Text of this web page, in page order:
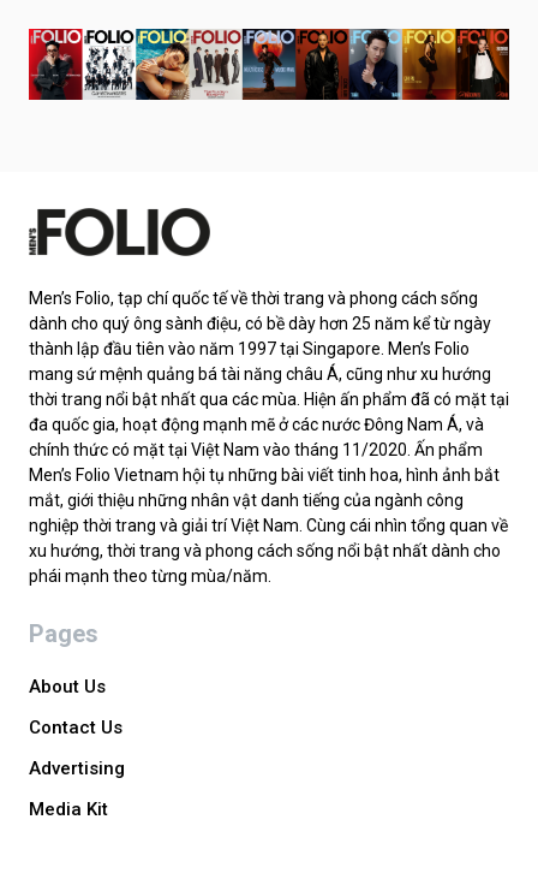
Men’s Folio, tạp chí quốc tế về thời trang và phong cách sống
dành cho quý ông sành điệu, có bề dày hơn 25 năm kể từ ngày
thành lập đầu tiên vào năm 1997 tại Singapore. Men’s Folio
mang sứ mệnh quảng bá tài năng châu Á, cũng như xu hướng
thời trang nổi bật nhất qua các mùa. Hiện ấn phẩm đã có mặt tại
đa quốc gia, hoạt động mạnh mẽ ở các nước Đông Nam Á, và
chính thức có mặt tại Việt Nam vào tháng 11/2020. Ấn phẩm
Men’s Folio Vietnam hội tụ những bài viết tinh hoa, hình ảnh bắt
mắt, giới thiệu những nhân vật danh tiếng của ngành công
nghiệp thời trang và giải trí Việt Nam. Cùng cái nhìn tổng quan về
xu hướng, thời trang và phong cách sống nổi bật nhất dành cho
phái mạnh theo từng mùa/năm.
Pages
About Us
Contact Us
Advertising
Media Kit